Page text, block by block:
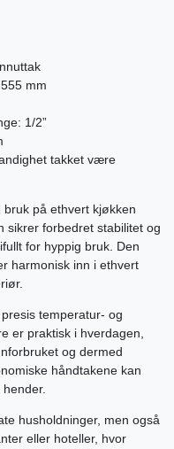
mm
1/2”
takket være
på ethvert kjøkken
sikrer forbedret stabilitet og
for hyppig bruk. Den
harmonisk inn i ethvert
temperatur- og
er praktisk i hverdagen,
og dermed
håndtakene kan
husholdninger, men også
eller hoteller, hvor